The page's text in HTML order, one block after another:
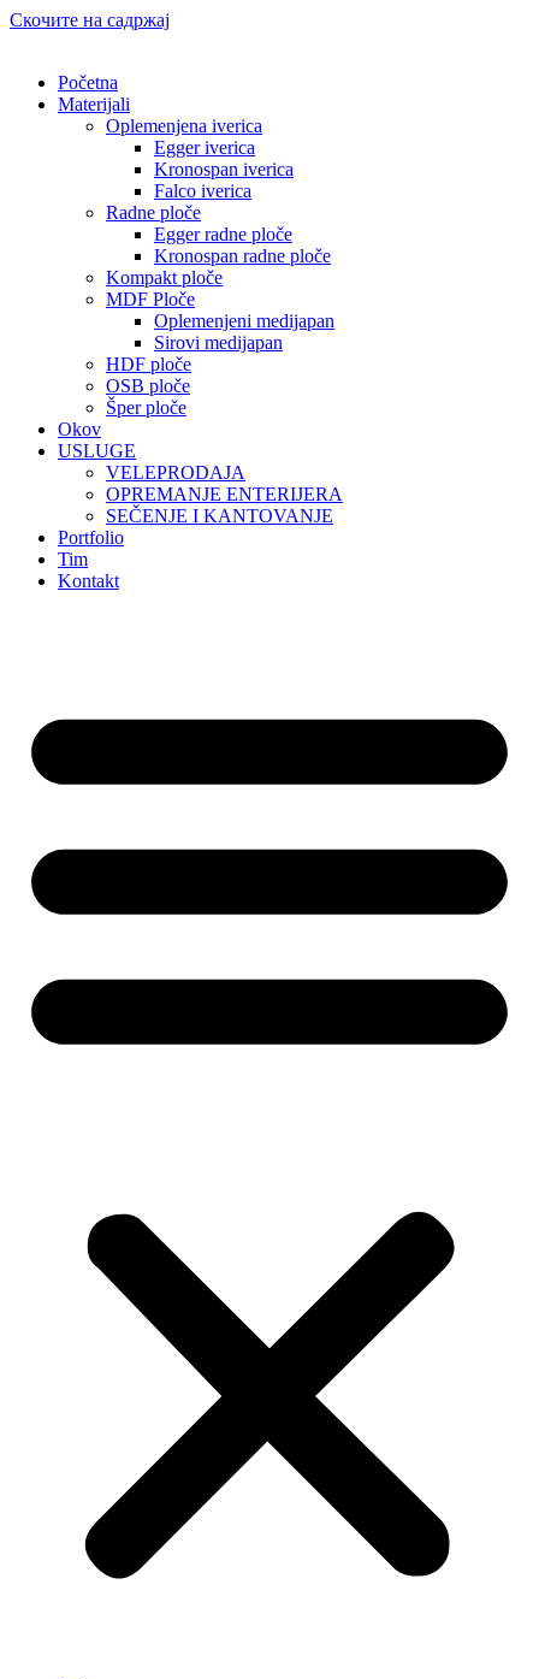
Скочите на садржај
Početna
Materijali
Oplemenjena iverica
Egger iverica
Kronospan iverica
Falco iverica
Radne ploče
Egger radne ploče
Kronospan radne ploče
Kompakt ploče
MDF Ploče
Oplemenjeni medijapan
Sirovi medijapan
HDF ploče
OSB ploče
Šper ploče
Okov
USLUGE
VELEPRODAJA
OPREMANJE ENTERIJERA
SEČENJE I KANTOVANJE
Portfolio
Tim
Kontakt